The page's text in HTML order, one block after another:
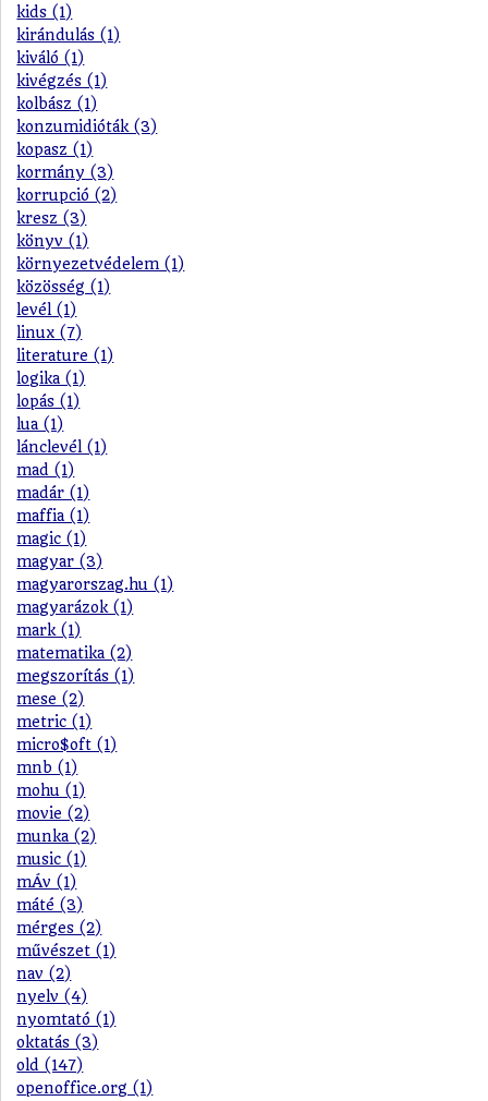
kids (1)
kirándulás (1)
kiváló (1)
kivégzés (1)
kolbász (1)
konzumidióták (3)
kopasz (1)
kormány (3)
korrupció (2)
kresz (3)
könyv (1)
környezetvédelem (1)
közösség (1)
levél (1)
linux (7)
literature (1)
logika (1)
lopás (1)
lua (1)
lánclevél (1)
mad (1)
madár (1)
maffia (1)
magic (1)
magyar (3)
magyarorszag.hu (1)
magyarázok (1)
mark (1)
matematika (2)
megszorítás (1)
mese (2)
metric (1)
micro$oft (1)
mnb (1)
mohu (1)
movie (2)
munka (2)
music (1)
mÁv (1)
máté (3)
mérges (2)
művészet (1)
nav (2)
nyelv (4)
nyomtató (1)
oktatás (3)
old (147)
openoffice.org (1)